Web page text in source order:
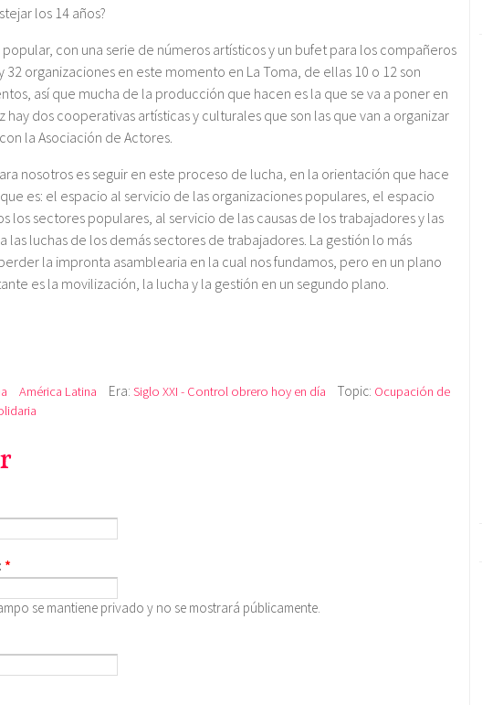
los 14 años?
popular, con una serie de números artísticos y un bufet para los compañeros
32 organizaciones en este momento en La Toma, de ellas 10 o 12 son
así que mucha de la producción que hacen es la que se va a poner en
hay dos cooperativas artísticas y culturales que son las que van a organizar
la Asociación de Actores.
nosotros es seguir en este proceso de lucha, en la orientación que hace
es: el espacio al servicio de las organizaciones populares, el espacio
los sectores populares, al servicio de las causas de los trabajadores y las
las luchas de los demás sectores de trabajadores. La gestión lo más
la impronta asamblearia en la cual nos fundamos, pero en un plano
es la movilización, la lucha y la gestión en un segundo plano.
América Latina Era: Siglo XXI - Control obrero hoy en día Topic: Ocupación de
*
se mantiene privado y no se mostrará públicamente.